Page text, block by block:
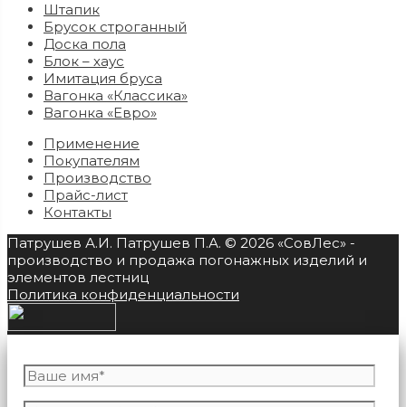
Штапик
Брусок строганный
Доска пола
Блок – хаус
Имитация бруса
Вагонка «Классика»
Вагонка «Евро»
Применение
Покупателям
Производство
Прайс-лист
Контакты
Патрушев А.И. Патрушев П.А. © 2026 «СовЛес» -
производство и продажа погонажных изделий и
элементов лестниц
Политика конфиденциальности